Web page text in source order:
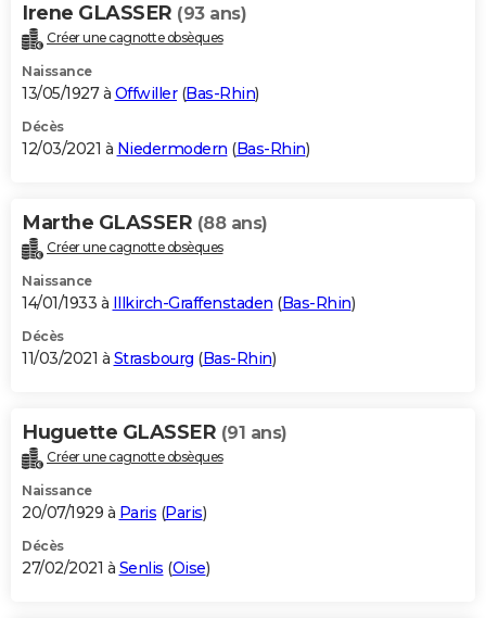
Irene GLASSER (93 ans)
Créer une cagnotte obsèques
Naissance
13/05/1927 à Offwiller(Bas-Rhin)
Décès
12/03/2021 à Niedermodern (Bas-Rhin)
Marthe GLASSER (88 ans)
Créer une cagnotte obsèques
Naissance
14/01/1933 à Illkirch-Graffenstaden (Bas-Rhin)
Décès
11/03/2021 à Strasbourg (Bas-Rhin)
Huguette GLASSER (91 ans)
Créer une cagnotte obsèques
Naissance
20/07/1929 à Paris (Paris)
Décès
27/02/2021 à Senlis (Oise)